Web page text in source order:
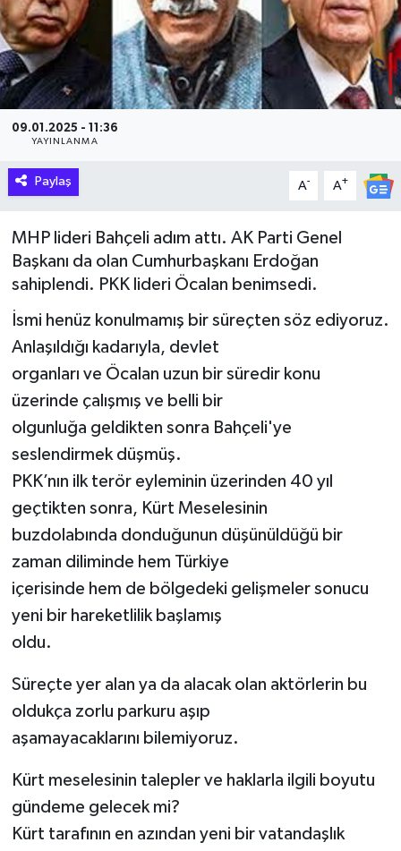
09.01.2025 - 11:36
YAYINLANMA
Paylaş A- A+
MHP lideri Bahçeli adım attı. AK Parti Genel
Başkanı da olan Cumhurbaşkanı Erdoğan
sahiplendi. PKK lideri Öcalan benimsedi.
İsmi henüz konulmamış bir süreçten söz ediyoruz.
Anlaşıldığı kadarıyla, devlet
organları ve Öcalan uzun bir süredir konu
üzerinde çalışmış ve belli bir
olgunluğa geldikten sonra Bahçeli'ye
seslendirmek düşmüş.
PKK’nın ilk terör eyleminin üzerinden 40 yıl
geçtikten sonra, Kürt Meselesinin
buzdolabında donduğunun düşünüldüğü bir
zaman diliminde hem Türkiye
içerisinde hem de bölgedeki gelişmeler sonucu
yeni bir hareketlilik başlamış
oldu.
Süreçte yer alan ya da alacak olan aktörlerin bu
oldukça zorlu parkuru aşıp
aşamayacaklarını bilemiyoruz.
Kürt meselesinin talepler ve haklarla ilgili boyutu
gündeme gelecek mi?
Kürt tarafının en azından yeni bir vatandaşlık
Hakkari Haber
İLGİNÇ HABERLER
KADIN
KÜLTÜR SANAT
MAKALE
REKLAM
SAĞLIK
SPOR
TARİH
TEKNOLOJİ
YAŞAM